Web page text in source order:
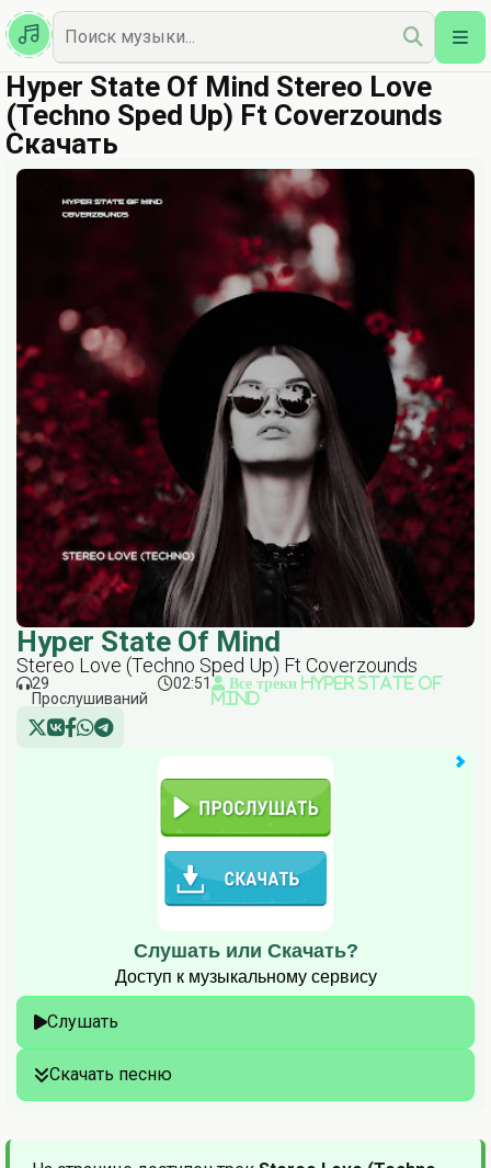
Казахская
Наш Топ
Hyper State Of Mind Stereo Love
(Techno Sped Up) Ft Coverzounds
Скачать
Hyper State Of Mind
Stereo Love (Techno Sped Up) Ft Coverzounds
29
Прослушиваний
02:51
Все треки Hyper State Of
Mind
Слушать или Скачать?
Доступ к музыкальному сервису
Слушать
Скачать песню